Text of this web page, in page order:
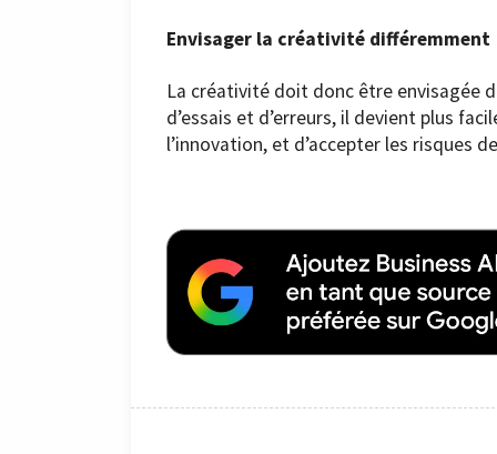
Envisager la créativité différemment
La créativité doit donc être envisagée
d’essais et d’erreurs, il devient plus
l’innovation, et d’accepter les risques